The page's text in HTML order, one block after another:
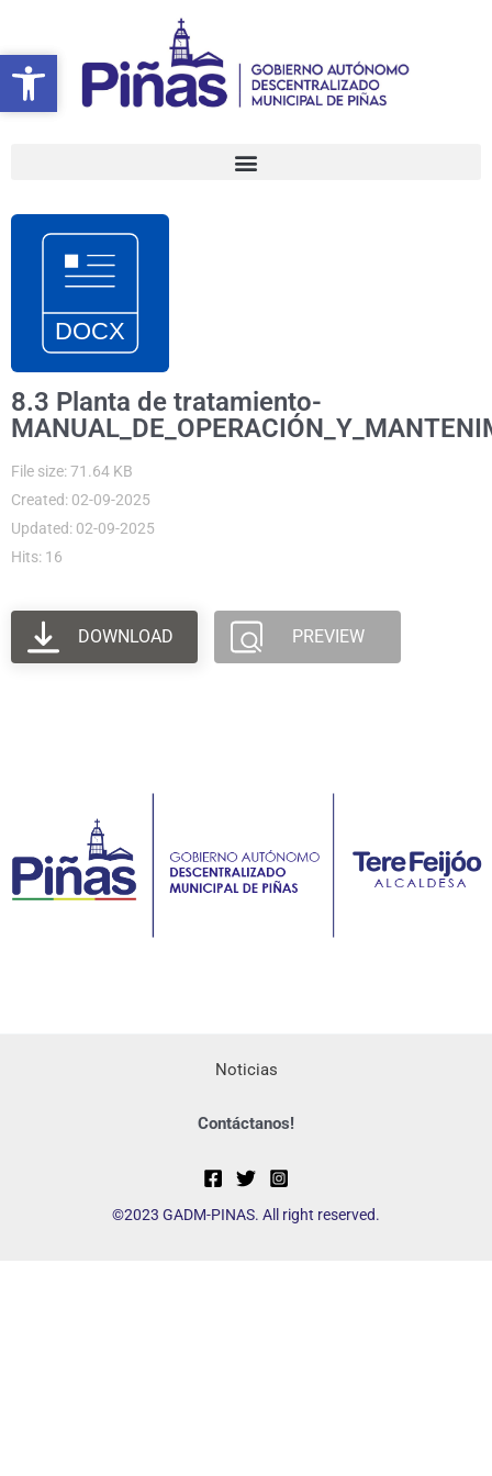
Abrir barra de herramientas
contenido
8.3 Planta de tratamiento-
File size: 71.64 KB
Created: 02-09-2025
Updated: 02-09-2025
Hits: 16
DOWNLOAD PREVIEW
Noticias
Contáctanos!
©2023 GADM-PINAS. All right reserved.
Abrir barra de herramientas